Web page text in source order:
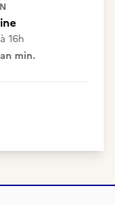
16h
min.